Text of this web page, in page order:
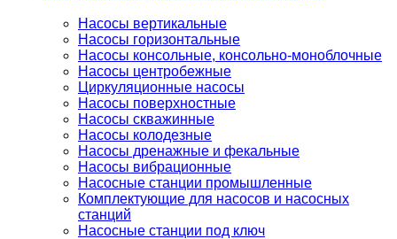
Насосы вертикальные
Насосы горизонтальные
Насосы консольные, консольно-моноблочные
Насосы центробежные
Циркуляционные насосы
Насосы поверхностные
Насосы скважинные
Насосы колодезные
Насосы дренажные и фекальные
Насосы вибрационные
Насосные станции промышленные
Комплектующие для насосов и насосных
станций
Насосные станции под ключ